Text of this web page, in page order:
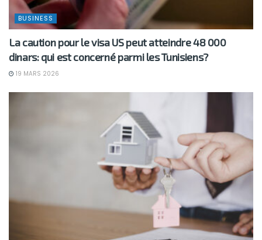
BUSINESS
La caution pour le visa US peut atteindre 48 000
dinars: qui est concerné parmi les Tunisiens?
19 MARS 2026